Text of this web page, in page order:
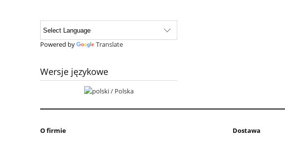
Powered by Translate
Wersje językowe
O firmie Dostawa